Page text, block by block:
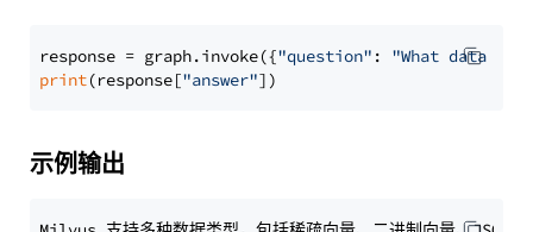
response = graph.invoke({"question" : "What data
print(response["answer"
示例输出